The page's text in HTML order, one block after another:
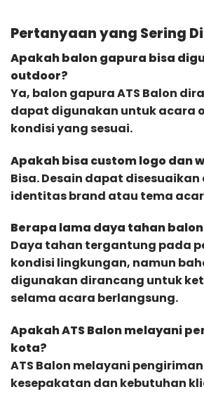
Pertanyaan yang Sering
Apakah balon gapura bisa
outdoor?
Ya, balon gapura ATS Balon
dapat digunakan untuk acara
kondisi yang sesuai.
Apakah bisa custom logo dan
Bisa. Desain dapat disesuaikan
identitas brand atau tema
Berapa lama daya tahan
Daya tahan tergantung pada
kondisi lingkungan, namun
digunakan dirancang untuk
selama acara berlangsung.
Apakah ATS Balon melayani
kota?
ATS Balon melayani
kesepakatan dan kebutuhan